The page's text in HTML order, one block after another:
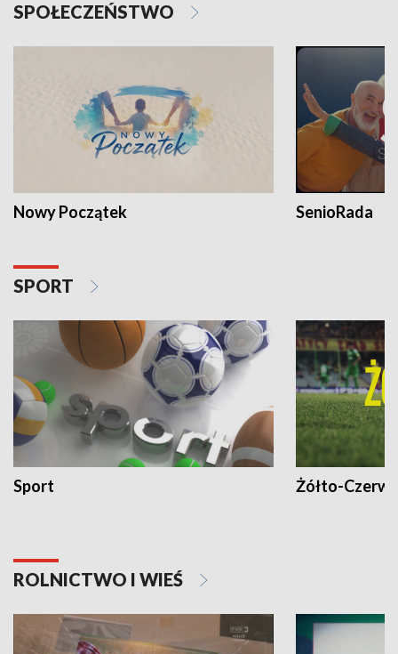
SPOŁECZEŃSTWO
Nowy Początek SenioRada
SPORT
Sport Żółto-
ROLNICTWO I WIEŚ